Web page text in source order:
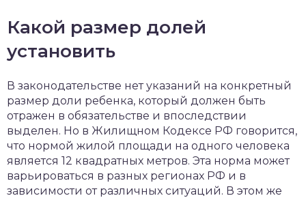
Какой размер долей
установить
В законодательстве нет указаний на конкретный
размер доли ребенка, который должен быть
отражен в обязательстве и впоследствии
выделен. Но в Жилищном Кодексе РФ говорится,
что нормой жилой площади на одного человека
является 12 квадратных метров. Эта норма может
варьироваться в разных регионах РФ и в
зависимости от различных ситуаций. В этом же